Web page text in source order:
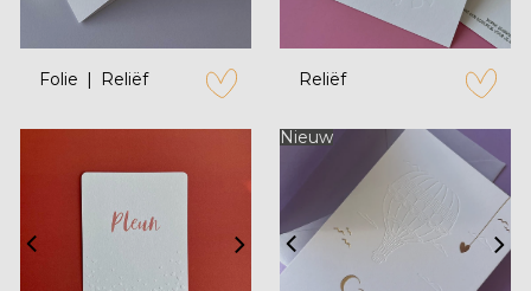
Folie Reliëf
zet op verlanglijstje
Reliëf
zet op
Nieuw